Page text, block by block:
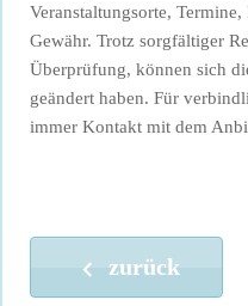
Veranstaltungsorte,
Gewähr. Trotz sorgfältiger
Überprüfung, können sich
geändert haben. Für
immer Kontakt mit dem
zurück